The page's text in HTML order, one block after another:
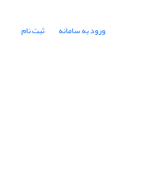
ورود به سامانه ثبت نام